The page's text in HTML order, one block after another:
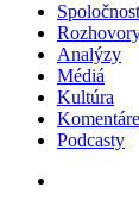
Analýzy
Médiá
Kultúra
Komentáre
Podcasty